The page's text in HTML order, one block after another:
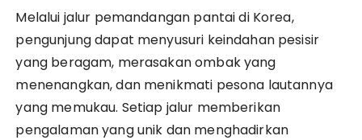
Melalui jalur pemandangan pantai di Korea,
pengunjung dapat menyusuri keindahan pesisir
yang beragam, merasakan ombak yang
menenangkan, dan menikmati pesona lautannya
yang memukau. Setiap jalur memberikan
pengalaman yang unik dan menghadirkan